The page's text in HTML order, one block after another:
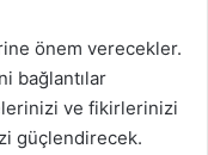
önem verecekler.
bağlantılar
ve fikirlerinizi
güçlendirecek.